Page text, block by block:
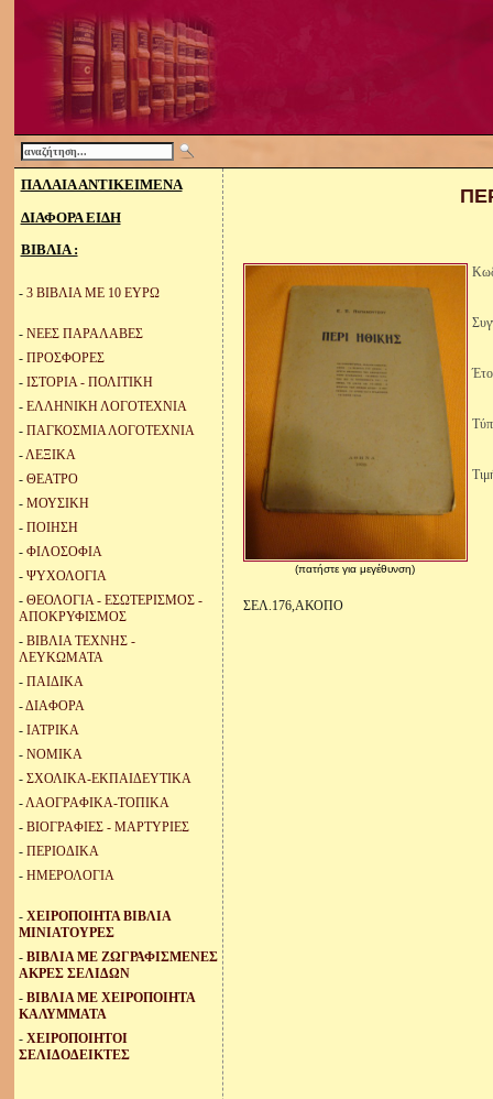
ΠΑΛΑΙΑ ΑΝΤΙΚΕΙΜΕΝΑ
ΔΙΑΦΟΡΑ ΕΙΔΗ
ΒΙΒΛΙΑ :
- 3 ΒΙΒΛΙΑ ΜΕ 10 ΕΥΡΩ
- ΝΕΕΣ ΠΑΡΑΛΑΒΕΣ
- ΠΡΟΣΦΟΡΕΣ
- ΙΣΤΟΡΙΑ - ΠΟΛΙΤΙΚΗ
- ΕΛΛΗΝΙΚΗ ΛΟΓΟΤΕΧΝΙΑ
- ΠΑΓΚΟΣΜΙΑ ΛΟΓΟΤΕΧΝΙΑ
-ΛΕΞΙΚΑ
- ΘΕΑΤΡΟ
- ΜΟΥΣΙΚΗ
- ΠΟΙΗΣΗ
- ΦΙΛΟΣΟΦΙΑ
- ΨΥΧΟΛΟΓΙΑ
- ΘΕΟΛΟΓΙΑ - ΕΣΩΤΕΡΙΣΜΟΣ -
ΑΠΟΚΡΥΦΙΣΜΟΣ
- ΒΙΒΛΙΑ ΤΕΧΝΗΣ -
ΛΕΥΚΩΜΑΤΑ
- ΠΑΙΔΙΚΑ
-ΔΙΑΦΟΡΑ
- ΙΑΤΡΙΚΑ
- ΝΟΜΙΚΑ
- ΣΧΟΛΙΚΑ-ΕΚΠΑΙΔΕΥΤΙΚΑ
-ΛΑΟΓΡΑΦΙΚΑ-ΤΟΠΙΚΑ
- ΒΙΟΓΡΑΦΙΕΣ - ΜΑΡΤΥΡΙΕΣ
- ΠΕΡΙΟΔΙΚΑ
- ΗΜΕΡΟΛΟΓΙΑ
- ΧΕΙΡΟΠΟΙΗΤΑ ΒΙΒΛΙΑ
ΜΙΝΙΑΤΟΥΡΕΣ
- ΒΙΒΛΙΑ ΜΕ ΖΩΓΡΑΦΙΣΜΕΝΕΣ
ΑΚΡΕΣ ΣΕΛΙΔΩΝ
- ΒΙΒΛΙΑ ΜΕ ΧΕΙΡΟΠΟΙΗΤΑ
ΚΑΛΥΜΜΑΤΑ
- ΧΕΙΡΟΠΟΙΗΤΟΙ
ΣΕΛΙΔΟΔΕΙΚΤΕΣ
(πατήστε για μεγέθυνση)
ΣΕΛ.176,ΑΚΟΠΟ